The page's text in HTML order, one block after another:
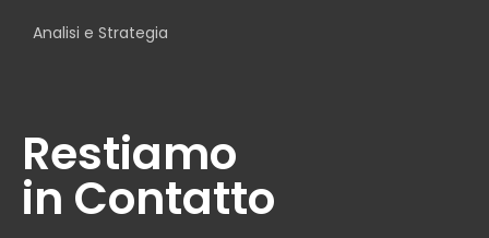
Analisi e Strategia
Restiamo
in Contatto